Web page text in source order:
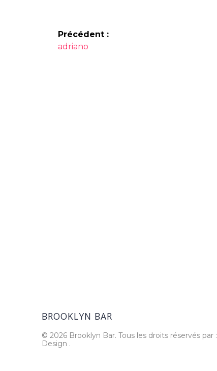
Navigation
de
Précédent :
Article
adriano
BROOKLYN BAR
© 2026 Brooklyn Bar. Tous les droits réservés par
Design .